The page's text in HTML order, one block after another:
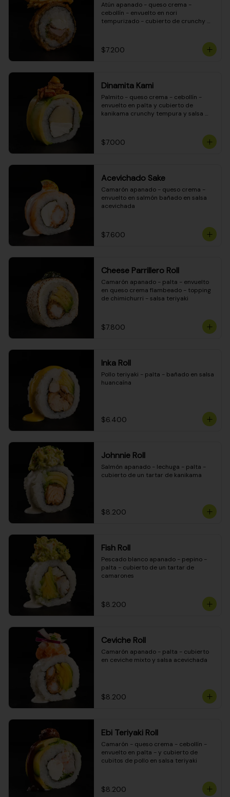
Atún apanado - queso crema -
cebollín - envuelto en nori
tempurizado - cubierto de crunchy
$7.200
Dinamita Kami
Palmito - queso crema - cebollín -
envuelto en palta y cubierto de
kanikama crunchy tempura y salsa
$7.000
Acevichado Sake
Camarón apanado - queso crema -
envuelto en salmón bañado en salsa
acevichada
$7.600
Cheese Parrillero Roll
Camarón apanado - palta - envuelto
en queso crema flambeado - topping
de chimichurri - salsa teriyaki
$7.800
Inka Roll
Pollo teriyaki - palta - bañado en salsa
huancaína
$6.400
Johnnie Roll
Salmón apanado - lechuga - palta -
cubierto de un tartar de kanikama
$8.200
Fish Roll
Pescado blanco apanado - pepino -
palta - cubierto de un tartar de
camarones
$8.200
Ceviche Roll
Camarón apanado - palta - cubierto
en ceviche mixto y salsa acevichada
$8.200
Ebi Teriyaki Roll
Camarón - queso crema - cebollín -
envuelto en palta - y cubierto de
cubitos de pollo en salsa teriyaki
$8.200